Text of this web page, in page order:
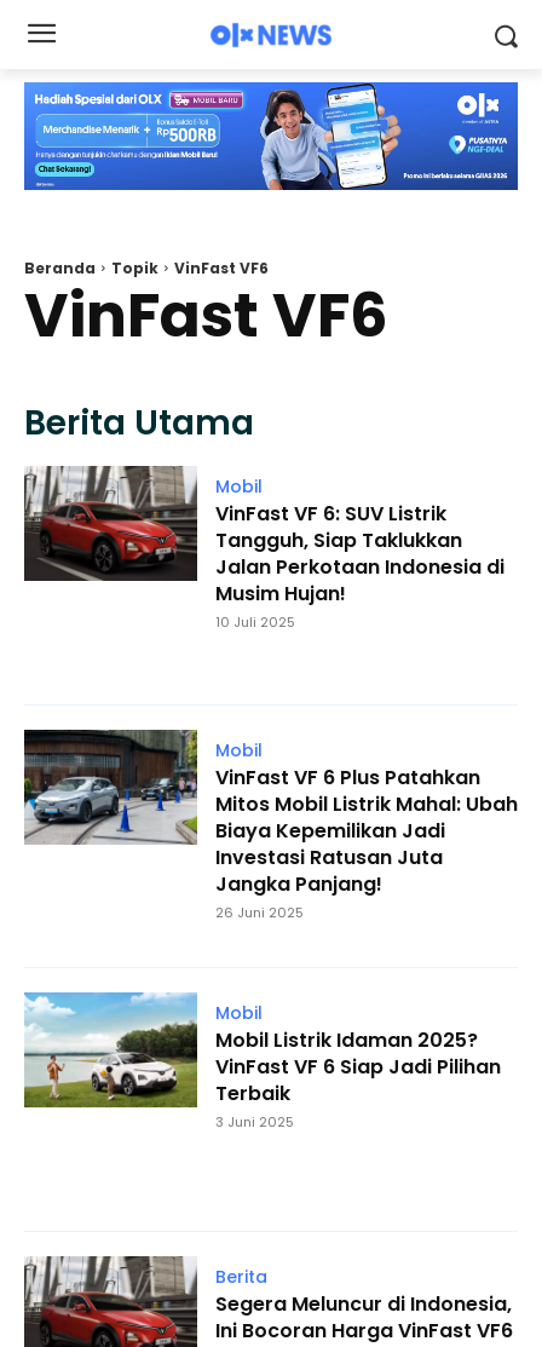
Beranda Topik VinFast VF6
VinFast VF6
Berita Utama
Mobil
VinFast VF 6: SUV Listrik
Tangguh, Siap Taklukkan
Jalan Perkotaan Indonesia di
Musim Hujan!
10 Juli 2025
Mobil
VinFast VF 6 Plus Patahkan
Mitos Mobil Listrik Mahal: Ubah
Biaya Kepemilikan Jadi
Investasi Ratusan Juta
Jangka Panjang!
26 Juni 2025
Mobil
Mobil Listrik Idaman 2025?
VinFast VF 6 Siap Jadi Pilihan
Terbaik
3 Juni 2025
Berita
Segera Meluncur di Indonesia,
Ini Bocoran Harga VinFast VF6